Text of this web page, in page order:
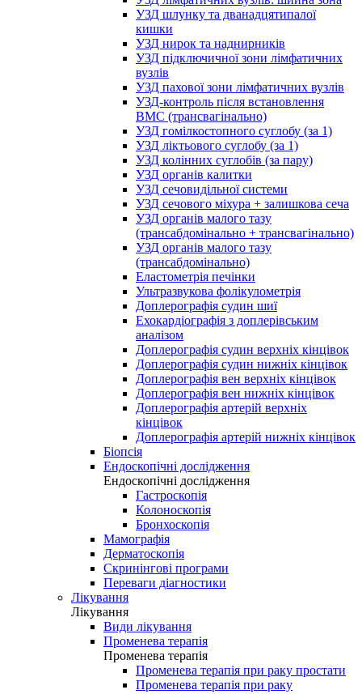
УЗД шлунку та дванадцятипалої
кишки
УЗД нирок та наднирників
УЗД підключичної зони лімфатичних
вузлів
УЗД пахової зони лімфатичних вузлів
УЗД-контроль після встановлення
ВМС (трансвагінально)
УЗД гомілкостопного суглобу (за 1)
УЗД ліктьового суглобу (за 1)
УЗД колінних суглобів (за пару)
УЗД органів калитки
УЗД сечовидільної системи
УЗД сечового міхура + залишкова сеча
УЗД органів малого тазу
(трансабдомінально + трансвагінально)
УЗД органів малого тазу
(трансабдомінально)
Еластометрія печінки
Ультразвукова фолікулометрія
Доплерографія судин шиї
Ехокардіографія з доплерівським
аналізом
Доплерографія судин верхніх кінцівок
Доплерографія судин нижніх кінцівок
Доплерографія вен верхніх кінцівок
Доплерографія вен нижніх кінцівок
Доплерографія артерій верхніх
кінцівок
Доплерографія артерій нижніх кінцівок
Біопсія
Ендоскопічні дослідження
Ендоскопічні дослідження
Гастроскопія
Колоноскопія
Бронхоскопія
Мамографія
Дерматоскопія
Скринінгові програми
Переваги діагностики
Лікування
Лікування
Види лікування
Променева терапія
Променева терапія
Променева терапія при раку простати
Променева терапія при раку